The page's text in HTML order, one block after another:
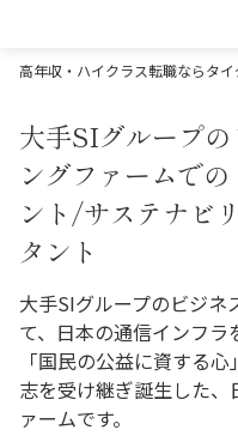
高年収・ハイクラス転職ならタ
大手SIグループの
ングファームで
ント/サステナビ
タント
大手SIグループのビジネ
て、日本の通信インフ
「国民の公益に資する
志を受け継ぎ誕生した
ァームです。